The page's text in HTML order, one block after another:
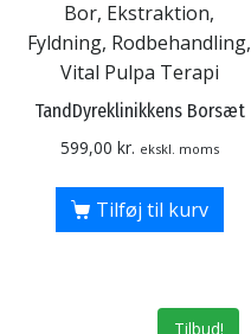
Bor, Ekstraktion,
Fyldning, Rodbehandling,
Vital Pulpa Terapi
TandDyreklinikkens Borsæt
599,00 kr. ekskl. moms
Tilføj til kurv
Tilbud!